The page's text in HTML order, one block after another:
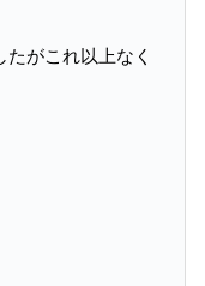
たがこれ以上なく